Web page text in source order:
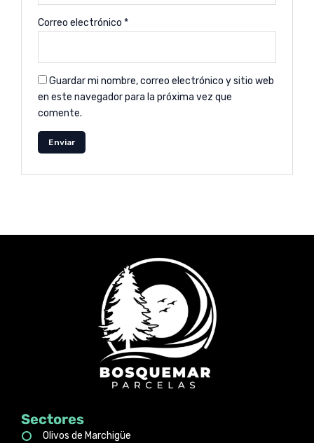
Correo electrónico*
Guardar mi nombre, correo electrónico y sitio web
en este navegador para la próxima vez que
comente.
Sectores
Olivos de Marchigüe